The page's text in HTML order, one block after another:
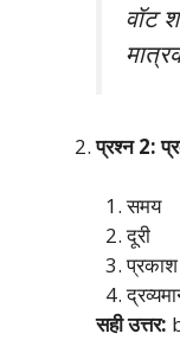
वॉट
प्रश्न 2:
समय
दूरी
प्रकाश
सही उत्तर: